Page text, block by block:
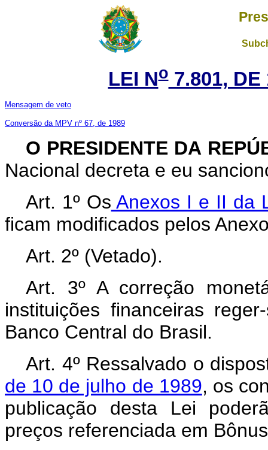
LEI No7.801, DE
Mensagem de veto
Conversão da MPV nº 67, de 1989
O PRESIDENTE DA
Nacional decreta e eu
Art. 1º Os Anexos I e II da
ficam modificados pelos
Art. 2º (Vetado).
Art. 3º A correção
instituições financeiras
Banco Central do Brasil.
Art. 4º Ressalvado o
de 10 de julho de 1989, os
publicação desta Lei
preços referenciada em